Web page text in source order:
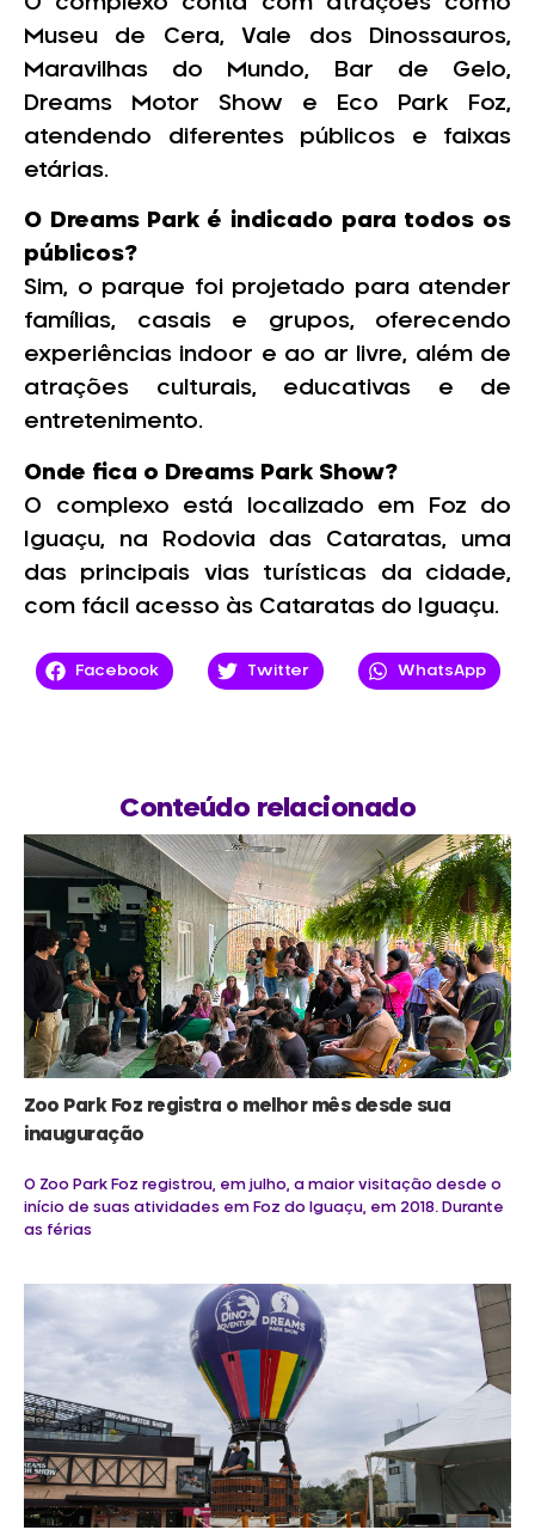
Museu de Cera, Vale dos Dinossauros,
Maravilhas do Mundo, Bar de Gelo,
Dreams Motor Show e Eco Park Foz,
atendendo diferentes públicos e faixas
etárias.
O Dreams Park é indicado para todos os
públicos?
Sim, o parque foi projetado para atender
famílias, casais e grupos, oferecendo
experiências indoor e ao ar livre, além de
atrações culturais, educativas e de
entretenimento.
Onde fica o Dreams Park Show?
O complexo está localizado em Foz do
Iguaçu, na Rodovia das Cataratas, uma
das principais vias turísticas da cidade,
com fácil acesso às Cataratas do Iguaçu.
Facebook Twitter WhatsApp
Conteúdo relacionado
Zoo Park Foz registra o melhor mês desde sua
inauguração
O Zoo Park Foz registrou, em julho, a maior visitação desde o
início de suas atividades em Foz do Iguaçu, em 2018. Durante
as férias